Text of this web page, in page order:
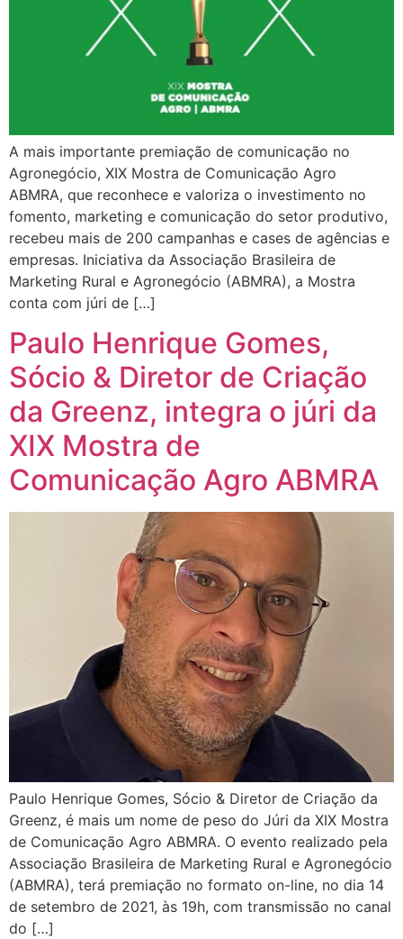
A mais importante premiação de comunicação no
Agronegócio, XIX Mostra de Comunicação Agro
ABMRA, que reconhece e valoriza o investimento no
fomento, marketing e comunicação do setor produtivo,
recebeu mais de 200 campanhas e cases de agências e
empresas. Iniciativa da Associação Brasileira de
Marketing Rural e Agronegócio (ABMRA), a Mostra
conta com júri de […]
Paulo Henrique Gomes,
Sócio & Diretor de Criação
da Greenz, integra o júri da
XIX Mostra de
Comunicação Agro ABMRA
Paulo Henrique Gomes, Sócio & Diretor de Criação da
Greenz, é mais um nome de peso do Júri da XIX Mostra
de Comunicação Agro ABMRA. O evento realizado pela
Associação Brasileira de Marketing Rural e Agronegócio
(ABMRA), terá premiação no formato on-line, no dia 14
de setembro de 2021, às 19h, com transmissão no canal
do […]